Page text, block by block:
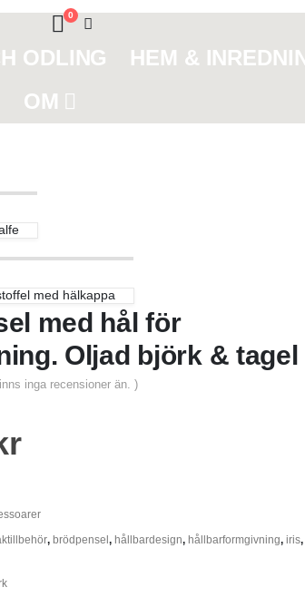
0
ODLING
HEM &
OM
med hälkappa
med hål för
Oljad björk & tagel
inga recensioner än. )
, brödpensel, hållbardesign, hållbarformgivning, iris,